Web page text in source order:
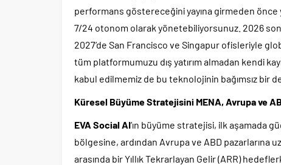
performans göstereceğini yayına girmeden
7/24 otonom olarak yönetebiliyorsunuz. 2026
2027’de San Francisco ve Singapur ofisleriyle
tüm platformumuzu dış yatırım almadan kendi
kabul edilmemiz de bu teknolojinin bağımsız bir
Küresel Büyüme Stratejisini MENA, Avrupa ve
EVA Social AI’ın büyüme stratejisi, ilk aşamada
bölgesine, ardından Avrupa ve ABD pazarlarına
arasında bir Yıllık Tekrarlayan Gelir (ARR)